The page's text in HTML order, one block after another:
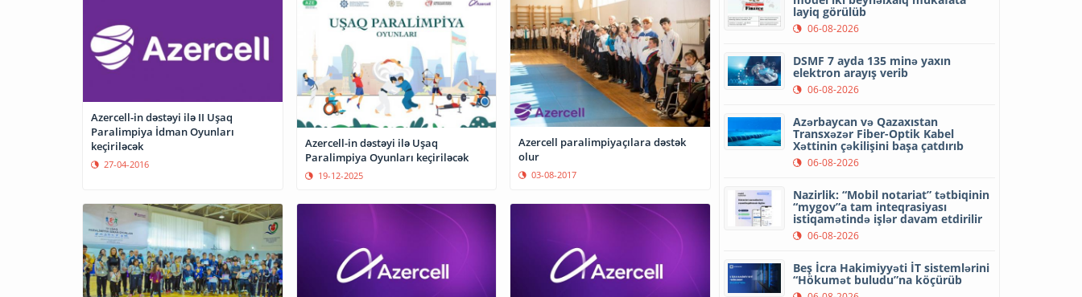
Azercell-in dəstəyi ilə II Uşaq
Paralimpiya İdman Oyunları
keçiriləcək
27-04-2016
Azercell-in dəstəyi ilə Uşaq
Paralimpiya Oyunları keçiriləcək
19-12-2025
Azercell paralimpiyaçılara dəstək
olur
03-08-2017
layiq görülüb
06-08-2026
DSMF 7 ayda 135 minə yaxın
elektron arayış verib
06-08-2026
Azərbaycan və Qazaxıstan
Transxəzər Fiber-Optik Kabel
Xəttinin çəkilişini başa çatdırıb
06-08-2026
Nazirlik: “Mobil notariat” tətbiqinin
“mygov”a tam inteqrasiyası
istiqamətində işlər davam etdirilir
06-08-2026
Beş İcra Hakimiyyəti İT sistemlərini
“Hökumət buludu”na köçürüb